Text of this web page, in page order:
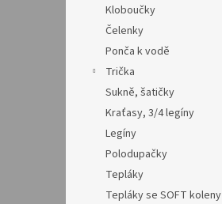
Kloboučky
Čelenky
Ponča k vodě
Trička
Sukně, šatičky
Kraťasy, 3/4 legíny
Legíny
Polodupačky
Tepláky
Tepláky se SOFT koleny